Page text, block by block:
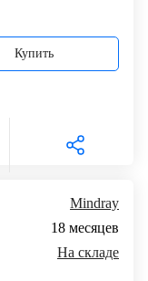
Купить
Mindray
18 месяцев
На складе